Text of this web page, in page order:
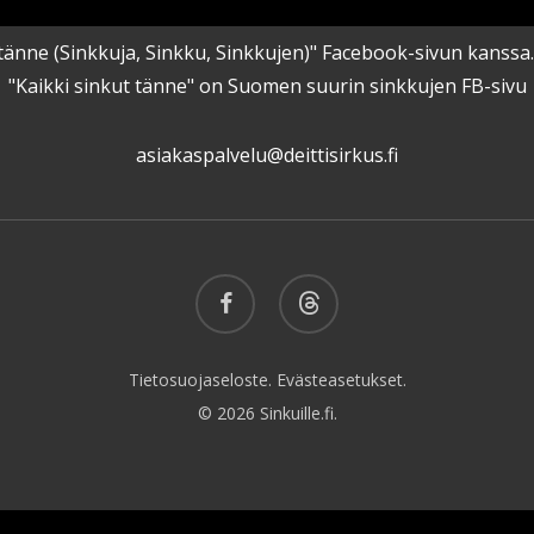
(Sinkkuja, Sinkku, Sinkkujen)" Facebook-sivun
"Kaikki sinkut tänne" on Suomen suurin sinkkujen FB-sivu
asiakaspalvelu@deittisirkus.fi
facebook threads
Tietosuojaseloste. Evästeasetukset.
© 2026 Sinkuille.fi.